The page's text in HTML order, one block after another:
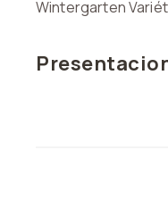
Wintergarten